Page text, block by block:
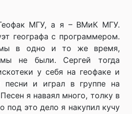
МГУ, а я – ВМиК МГУ.
географа с программером.
в одно и то же время,
не были. Сергей тогда
у себя на геофаке и
песни и играл в группе на
я наваял много, толку в
под это дело я накупил кучу